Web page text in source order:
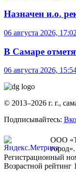
Назначен и.о.
06 августа 2026, 17:02
В Самаре
06 августа 2026,
© 2013–2026 г. г.,
Подписывайтесь:
ООО
Регистрационный
Возрастной рейтинг